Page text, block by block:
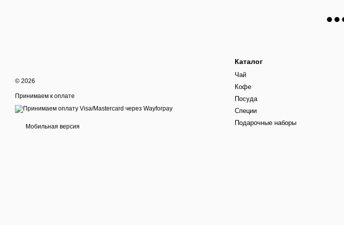
© 2026
Принимаем к оплате
Мобильная версия
Каталог
Чай
Кофе
Посуда
Специи
Подарочные наборы